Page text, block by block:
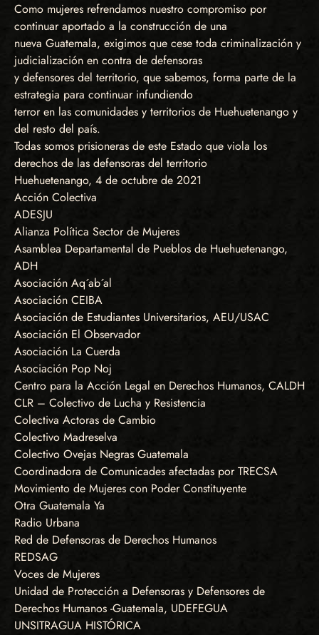
Como mujeres refrendamos nuestro compromiso por
continuar aportado a la construcción de una
nueva Guatemala, exigimos que cese toda criminalización y
judicialización en contra de defensoras
y defensores del territorio, que sabemos, forma parte de la
estrategia para continuar infundiendo
terror en las comunidades y territorios de Huehuetenango y
del resto del país.
Todas somos prisioneras de este Estado que viola los
derechos de las defensoras del territorio
Huehuetenango, 4 de octubre de 2021
Acción Colectiva
ADESJU
Alianza Política Sector de Mujeres
Asamblea Departamental de Pueblos de Huehuetenango,
ADH
Asociación Aq´ab´al
Asociación CEIBA
Asociación de Estudiantes Universitarios, AEU/USAC
Asociación El Observador
Asociación La Cuerda
Asociación Pop Noj
Centro para la Acción Legal en Derechos Humanos, CALDH
CLR – Colectivo de Lucha y Resistencia
Colectiva Actoras de Cambio
Colectivo Madreselva
Colectivo Ovejas Negras Guatemala
Coordinadora de Comunicades afectadas por TRECSA
Movimiento de Mujeres con Poder Constituyente
Otra Guatemala Ya
Radio Urbana
Red de Defensoras de Derechos Humanos
REDSAG
Voces de Mujeres
Unidad de Protección a Defensoras y Defensores de
Derechos Humanos -Guatemala, UDEFEGUA
UNSITRAGUA HISTÓRICA